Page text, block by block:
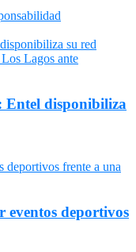
Entel disponibiliza
eventos deportivos